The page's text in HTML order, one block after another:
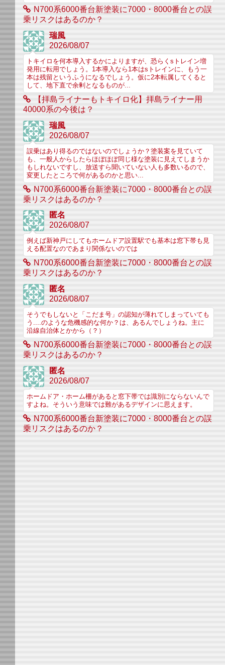
N700系6000番台新塗装に7000・8000番台との誤
乗リスクはあるのか？
瑞風
2026/08/07
トキイロを何本導入するかによりますが、恐らくsトレイン増
発用に転用でしょう。1本導入なら1本はsトレインに、もう一
本は残留というふうになるでしょう。仮に2本転属してくると
して、地下直で余剰となるものが...
【拝島ライナーもトキイロ化】拝島ライナー用
40000系の今後は？
瑞風
2026/08/07
誤乗はあり得るのではないのでしょうか？塗装案を見ていて
も、一般人からしたらほぼほぼ同じ様な塗装に見えてしまうか
もしれないですし、放送すら聞いていない人も多数いるので、
変更したところで何があるのかと思い...
N700系6000番台新塗装に7000・8000番台との誤
乗リスクはあるのか？
匿名
2026/08/07
例えば新神戸にしてもホームドア設置駅でも基本は窓下帯も見
える配置なのであまり関係ないのでは
N700系6000番台新塗装に7000・8000番台との誤
乗リスクはあるのか？
匿名
2026/08/07
そうでもしないと「こだま号」の認知が薄れてしまっていても
う....のような危機感的な何か？は、あるんでしょうね。主に
沿線自治体とかから（？）
N700系6000番台新塗装に7000・8000番台との誤
乗リスクはあるのか？
匿名
2026/08/07
ホームドア・ホーム柵があると窓下帯では識別にならないんで
すよね。そういう意味では難があるデザインに思えます。
N700系6000番台新塗装に7000・8000番台との誤
乗リスクはあるのか？